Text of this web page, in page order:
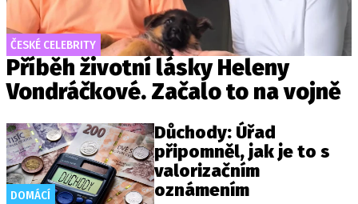
ČESKÉ CELEBRITY
Příběh životní lásky Heleny
Vondráčkové. Začalo to na vojně
DOMÁCÍ
Důchody: Úřad
připomněl, jak je to s
valorizačním
oznámením